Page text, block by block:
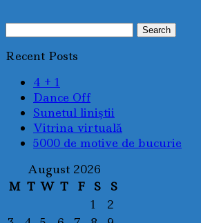
Search
Recent Posts
4 + 1
Dance Off
Sunetul liniştii
Vitrina virtuală
5000 de motive de bucurie
August 2026
M T W T F S
S
1
2